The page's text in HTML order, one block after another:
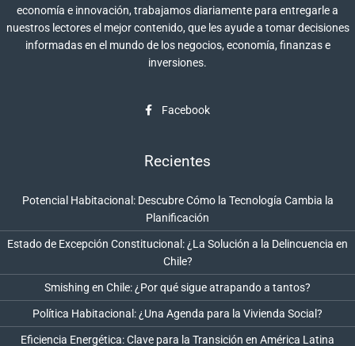
economía e innovación, trabajamos diariamente para entregarle a
nuestros lectores el mejor contenido, que les ayude a tomar decisiones
informadas en el mundo de los negocios, economía, finanzas e
inversiones.
Facebook
Recientes
Potencial Habitacional: Descubre Cómo la Tecnología Cambia la
Planificación
Estado de Excepción Constitucional: ¿La Solución a la Delincuencia en
Chile?
Smishing en Chile: ¿Por qué sigue atrapando a tantos?
Política Habitacional: ¿Una Agenda para la Vivienda Social?
Eficiencia Energética: Clave para la Transición en América Latina